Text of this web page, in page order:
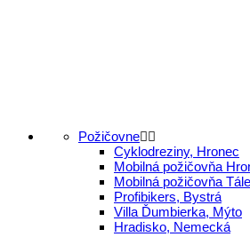
Požičovne
Cyklodreziny, Hronec
Mobilná požičovňa
Mobilná požičovňa
Profibikers, Bystrá
Villa Ďumbierka, Mýto
Hradisko, Nemecká